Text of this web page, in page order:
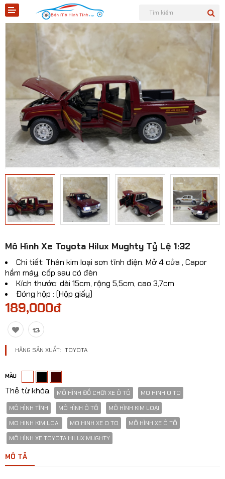
Shopee
Tiktok
Sản phẩm
Tin tức
Liên hệ
Mô hình quân sự
Mô hình xe cơ giới
Mô hình Xe cổ
Tỷ lệ mô hình
Mô hình lắp ráp
Mô hình xe mô tô - xe máy
Xem thêm danh mục
So sánh Yêu thích(0)
​Mô Hình Xe Toyota Hilux Mughty Tỷ Lệ 1:32
Chi tiết: Thân kim loại sơn tĩnh điện. Mở 4 cửa , Capor
hầm máy, cốp sau có đèn
Kích thước: dài 15cm, rộng 5,5cm, cao 3,7cm
Đóng hộp : (Hộp giấy)
189,000đ
HÃNG SẢN XUẤT: TOYOTA
MÀU
Thẻ từ khóa: MÔ HÌNH ĐỒ CHƠI XE Ô TÔ
MO HINH O TO
MÔ HÌNH TĨNH
MÔ HÌNH Ô TÔ
MÔ HÌNH KIM LOẠI
MO HINH KIM LOAI
MO HINH XE O TO
MÔ HÌNH XE Ô TÔ
​MÔ HÌNH XE TOYOTA HILUX MUGHTY
MÔ TẢ